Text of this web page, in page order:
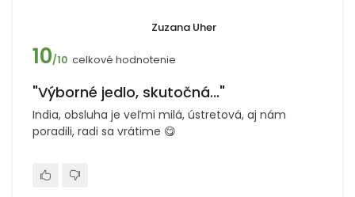
Zuzana Uher
10/10 celkové hodnotenie
"Výborné jedlo, skutočná..."
India, obsluha je veľmi milá, ústretová, aj nám
poradili, radi sa vrátime 😋